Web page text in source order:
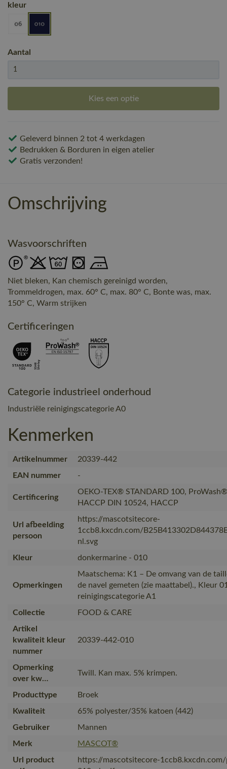
kleur
Aantal
Kies een optie
Geleverd binnen 2 tot 4 werkdagen
Bedrukken & Borduren in eigen atelier
Gratis verzonden!
Omschrijving
Wasvoorschriften
Niet bleken, Kan chemisch gereinigd worden,
Trommeldrogen, max. 60° C, max. 80° C, Bonte was, max.
150° C, Warm strijken
Certificeringen
Categorie industrieel onderhoud
Industriële reinigingscategorie A0
Kenmerken
Artikelnummer
20339-442
EAN nummer
-
Certificering
OEKO-TEX® STANDARD 100,
HACCP DIN 10524, HACCP
Url afbeelding
persoon
https://mascotsitecore-
1ccb8.kxcdn.com/
nl.svg
Kleur
donkermarine - 010
Opmerkingen
Maatschema: K1 – De omvang van de
de navel gemeten (zie maattabel)., Kleur
reinigingscategorie A1
Collectie
FOOD & CARE
Artikel
kwaliteit kleur
nummer
20339-442-010
Opmerking
over kw…
Twill. Kan max. 5% krimpen.
Producttype
Broek
Kwaliteit
65% polyester/35% katoen (442)
Gebruiker
Mannen
Merk
MASCOT®
Url product
https://mascotsitecore-